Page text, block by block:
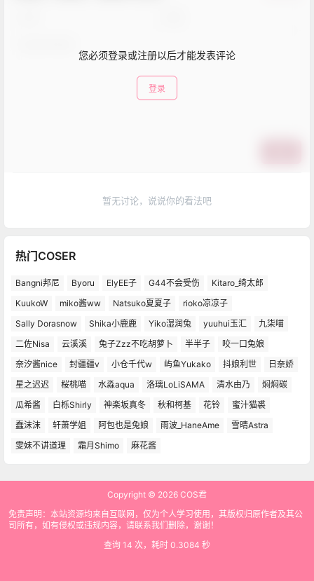
您必须登录或注册以后才能发表评论
登录
暂无讨论，说说你的看法吧
热门COSER
Bangni邦尼 Byoru ElyEE子 G44不会受伤
Kitaro_绮太郎
KuukoW
miko酱ww Natsuko夏夏子
rioko凉凉子
Sally Dorasnow
Shika小鹿鹿 Yiko湿润兔 yuuhui玉汇
九柒喵
二佐Nisa
云溪溪 兔子Zzz不吃胡萝卜 半半子
咬一口兔娘
奈汐酱nice
封疆疆v 小仓千代w 屿鱼Yukako 抖娘利世
日奈娇
星之迟迟
桜桃喵 水淼aqua 洛璃LoLiSAMA 清水由乃
焖焖碳
瓜希酱
白栎Shirly 神楽坂真冬 秋和柯基 花铃
蜜汁猫裘
蠢沫沫
轩萧学姐 阿包也是兔娘 雨波_HaneAme
雪晴Astra
雯妹不讲道理
霜月Shimo 麻花酱
Copyright © 2026 COS君
免责声明：本站资源均来自互联网，仅为个人学习使用，其版权归原作者及其公
司所有，如有侵权或违规内容，请联系我们删除，谢谢！
查询 14 次，耗时 0.3084 秒